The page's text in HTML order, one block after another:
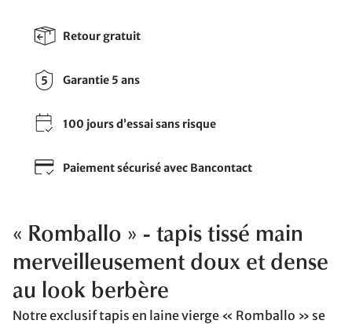
Retour gratuit
Garantie 5 ans
100 jours d’essai sans risque
Paiement sécurisé avec Bancontact
« Romballo » - tapis tissé main
merveilleusement doux et dense
au look berbère
Notre exclusif tapis en laine vierge « Romballo » se